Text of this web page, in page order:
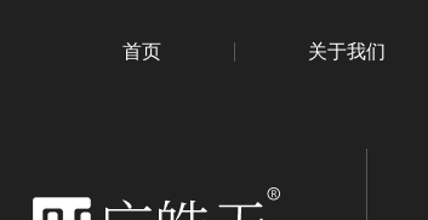
首页 关于我们